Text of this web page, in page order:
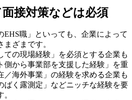
接対策などは必須
EHS職」といっても、企業によって
ざまです。
ての現場経験」を必須とする企業も
側から事業部を支援した経験」を重
／海外事業」の経験を求める企業も
ばく露測定」などニッチな経験を要